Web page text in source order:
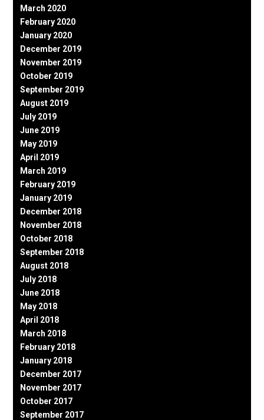
March 2020
February 2020
January 2020
December 2019
November 2019
October 2019
September 2019
August 2019
July 2019
June 2019
May 2019
April 2019
March 2019
February 2019
January 2019
December 2018
November 2018
October 2018
September 2018
August 2018
July 2018
June 2018
May 2018
April 2018
March 2018
February 2018
January 2018
December 2017
November 2017
October 2017
September 2017